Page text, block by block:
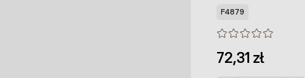
F4879
72,31 zł